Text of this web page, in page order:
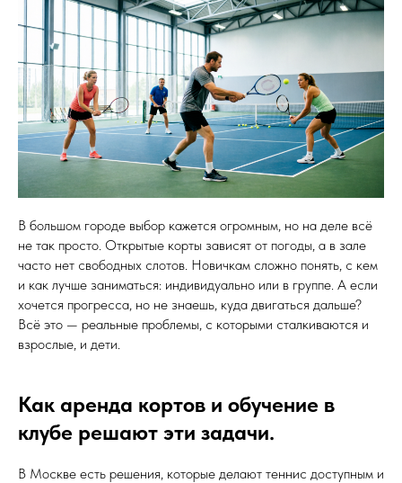
В большом городе выбор кажется огромным, но на деле всё
не так просто. Открытые корты зависят от погоды, а в зале
часто нет свободных слотов. Новичкам сложно понять, с кем
и как лучше заниматься: индивидуально или в группе. А если
хочется прогресса, но не знаешь, куда двигаться дальше?
Всё это — реальные проблемы, с которыми сталкиваются и
взрослые, и дети.
Как аренда кортов и обучение в
клубе решают эти задачи.
В Москве есть решения, которые делают теннис доступным и